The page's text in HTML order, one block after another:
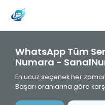
WhatsApp Tüm
Numara -
En ucuz seçenek her
Başarı oranlarına göre